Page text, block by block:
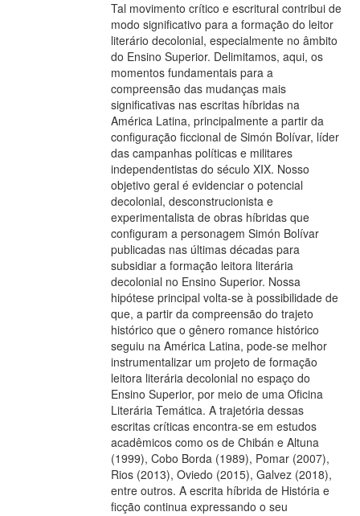
Tal movimento crítico e escritural contribui de
modo significativo para a formação do leitor
literário decolonial, especialmente no âmbito
do Ensino Superior. Delimitamos, aqui, os
momentos fundamentais para a
compreensão das mudanças mais
significativas nas escritas híbridas na
América Latina, principalmente a partir da
configuração ficcional de Simón Bolívar, líder
das campanhas políticas e militares
independentistas do século XIX. Nosso
objetivo geral é evidenciar o potencial
decolonial, desconstrucionista e
experimentalista de obras híbridas que
configuram a personagem Simón Bolívar
publicadas nas últimas décadas para
subsidiar a formação leitora literária
decolonial no Ensino Superior. Nossa
hipótese principal volta-se à possibilidade de
que, a partir da compreensão do trajeto
histórico que o gênero romance histórico
seguiu na América Latina, pode-se melhor
instrumentalizar um projeto de formação
leitora literária decolonial no espaço do
Ensino Superior, por meio de uma Oficina
Literária Temática. A trajetória dessas
escritas críticas encontra-se em estudos
acadêmicos como os de Chibán e Altuna
(1999), Cobo Borda (1989), Pomar (2007),
Rios (2013), Oviedo (2015), Galvez (2018),
entre outros. A escrita híbrida de História e
ficção continua expressando o seu